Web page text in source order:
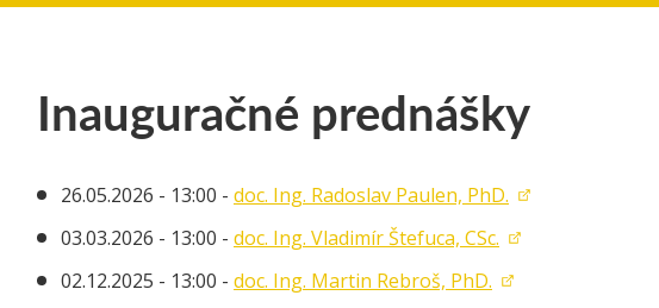
Inauguračné prednášky
26.05.2026 - 13:00 - doc. Ing. Radoslav Paulen, PhD.
03.03.2026 - 13:00 - doc. Ing. Vladimír Štefuca, CSc.
02.12.2025 - 13:00 - doc. Ing. Martin Rebroš, PhD.